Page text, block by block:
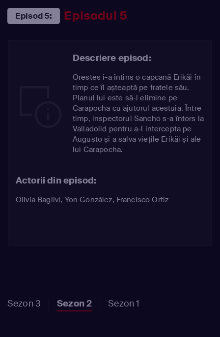
Episod 5: Episodul 5
Descriere episod:
Orestes i-a întins o capcană Erikăi în
timp ce îl așteaptă pe fratele său.
Planul lui este să-l elimine pe
Carapocha cu ajutorul acestuia. Între
timp, inspectorul Sancho s-a întors la
Valladolid pentru a-l intercepta pe
Augusto și a salva viețile Erikăi și ale
lui Carapocha.
Actorii din episod:
Olivia Baglivi, Yon González, Francisco Ortiz
Sezon 3 Sezon 2 Sezon 1